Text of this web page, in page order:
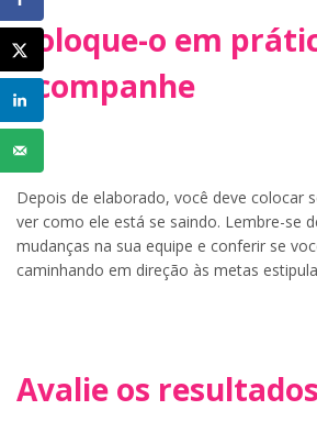
Coloque-o em
acompanhe
Depois de elaborado, você deve colocar
ver como ele está se saindo. Lembre-se
mudanças na sua equipe e conferir se
caminhando em direção às metas
Avalie os resultados